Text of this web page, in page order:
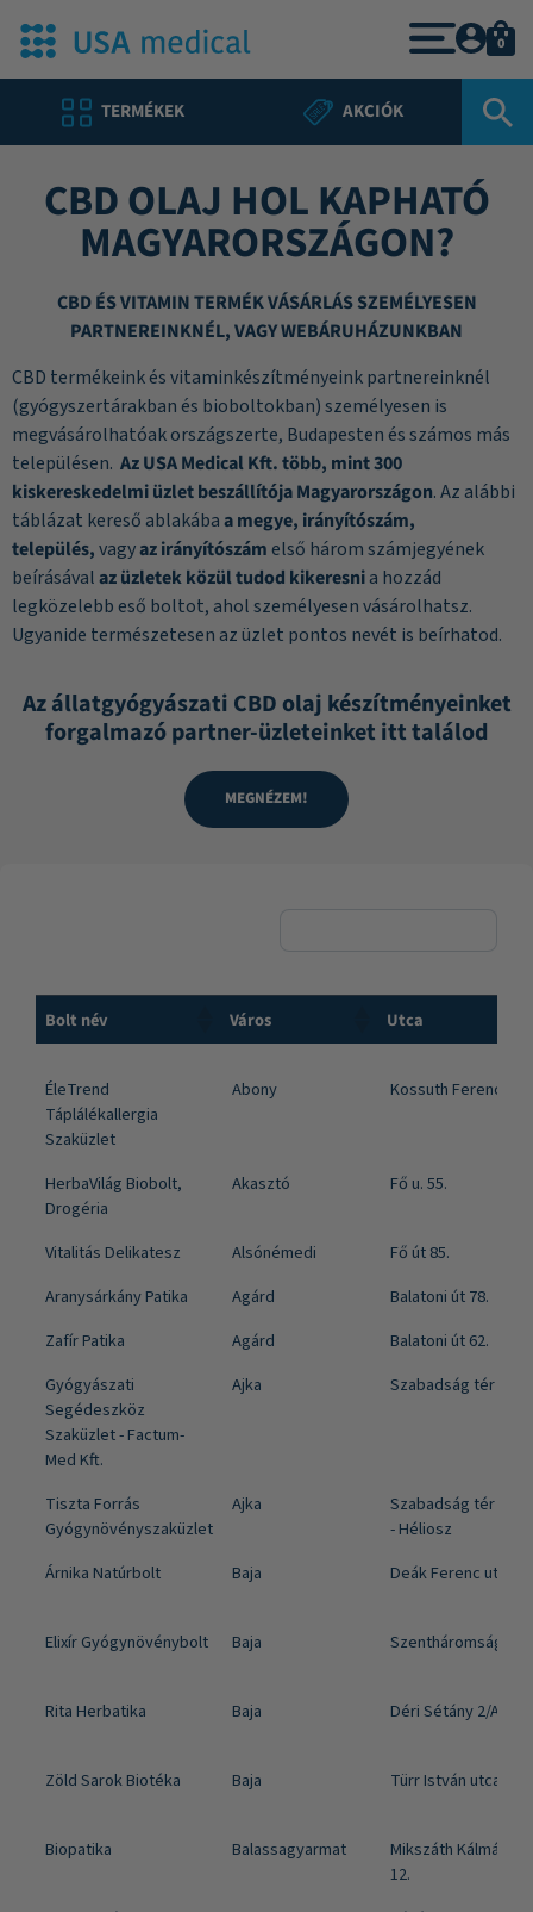
TERMÉKEK AKCIÓK
0
CBD OLAJ HOL KAPHATÓ
MAGYARORSZÁGON?
CBD ÉS VITAMIN TERMÉK VÁSÁRLÁS SZEMÉLYESEN
PARTNEREINKNÉL, VAGY WEBÁRUHÁZUNKBAN
CBD termékeink és vitaminkészítményeink partnereinknél
(gyógyszertárakban és bioboltokban) személyesen is
megvásárolhatóak országszerte, Budapesten és számos más
településen. Az USA Medical Kft. több, mint 300
kiskereskedelmi üzlet beszállítója Magyarországon. Az alábbi
táblázat kereső ablakábaa megye, irányítószám,
település,vagyaz irányítószám első három számjegyének
beírásávalaz üzletek közül tudod kikeresnia hozzád
legközelebb eső boltot, ahol személyesen vásárolhatsz.
Ugyanide természetesen az üzlet pontos nevét is beírhatod.
Az állatgyógyászati CBD olaj készítményeinket
forgalmazó partner-üzleteinket itt találod
MEGNÉZEM!
Bolt név Város Utca
Bolt név Város Utca
ÉleTrend
Táplálékallergia
Szaküzlet
Abony Kossuth Ferenc
HerbaVilág Biobolt,
Drogéria
Akasztó Fő u. 55.
Vitalitás Delikatesz Alsónémedi
Fő út 85.
Aranysárkány Patika
Agárd
Balatoni út 78.
Zafír Patika
Agárd
Balatoni út 62.
Gyógyászati
Segédeszköz
Szaküzlet - Factum-
Med Kft.
Ajka Szabadság tér 4.a.
Tiszta Forrás
Gyógynövényszaküzlet
Ajka
Szabadság tér 20.
- Héliosz
Árnika Natúrbolt
Baja Deák Ferenc utca
Elixír Gyógynövénybolt Baja Szentháromság tér
Rita Herbatika Baja Déri Sétány 2/A
Zöld Sarok Biotéka Baja Türr István utca 12.
Biopatika Balassagyarmat
Mikszáth Kálmán
12.